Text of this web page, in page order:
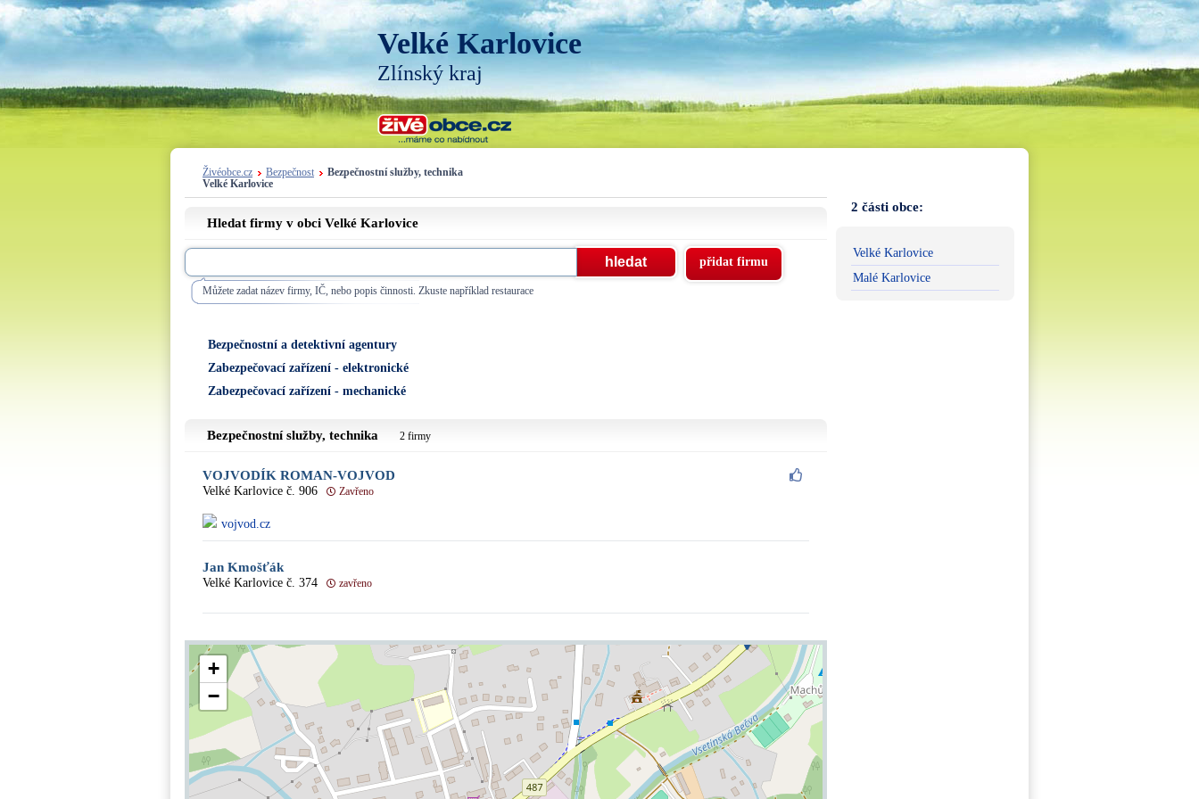
Velké Karlovice
Zlínský kraj
Živéobce.cz Bezpečnost
Bezpečnostní služby, technika
Velké Karlovice
Hledat firmy v obci Velké Karlovice
Můžete zadat název firmy, IČ, nebo popis činnosti. Zkuste například restaurace
přidat firmu
Bezpečnostní a detektivní agentury
Zabezpečovací zařízení - elektronické
Zabezpečovací zařízení - mechanické
Bezpečnostní služby, technika 2 firmy
VOJVODÍK ROMAN-VOJVOD
Velké Karlovice č. 906 Zavřeno
vojvod.cz
Jan Kmošťák
Velké Karlovice č. 374 zavřeno
+
−
2 části obce:
Velké Karlovice
Malé Karlovice